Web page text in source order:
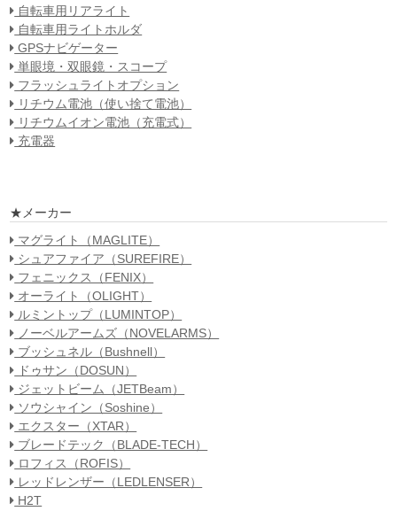
自転車用リアライト
自転車用ライトホルダ
GPSナビゲーター
単眼境・双眼鏡・スコープ
フラッシュライトオプション
リチウム電池（使い捨て電池）
リチウムイオン電池（充電式）
充電器
★メーカー
マグライト（MAGLITE）
シュアファイア（SUREFIRE）
フェニックス（FENIX）
オーライト（OLIGHT）
ルミントップ（LUMINTOP）
ノーベルアームズ（NOVELARMS）
ブッシュネル（Bushnell）
ドゥサン（DOSUN）
ジェットビーム（JETBeam）
ソウシャイン（Soshine）
エクスター（XTAR）
ブレードテック（BLADE-TECH）
ロフィス（ROFIS）
レッドレンザー（LEDLENSER）
H2T